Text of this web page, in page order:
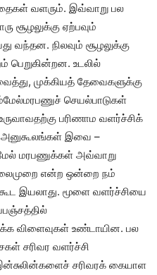
வளரும். இவ்வாறு பல
ஏற்பவும்
வந்தன. நிலவும் சூழலுக்கு
பெறுகின்றன. உடலில்
முக்கியத் தேவைகளுக்கு
செயல்பாடுகள்
பரிணாம வளர்ச்சிக்
அனுகூலங்கள் இவை –
மரபணுக்கள் அவ்வாறு
என்ற ஒன்றை நம்
இயலாது. மூளை வளர்ச்சியை
விளைவுகள் உண்டாயின. பல
சரிவர வளர்ச்சி
சரிவரக் கையாள